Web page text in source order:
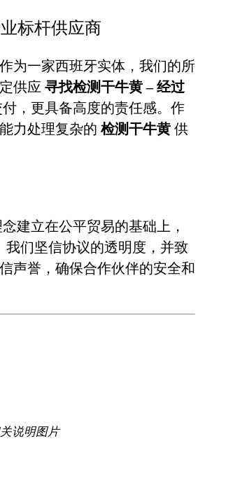
标杆供应商
为一家西班牙实体，我们的所
供应 寻找检测干牛黄 – 经过
，更具备高度的责任感。作
力处理复杂的 检测干牛黄 供
建立在公平贸易的基础上，
们坚信协议的透明度，并致
声誉，确保合作伙伴的安全和
说明图片